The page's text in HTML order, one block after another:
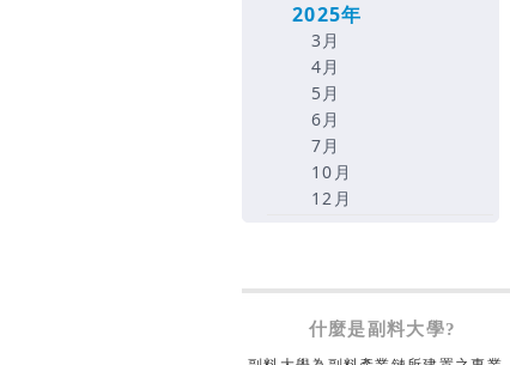
2025年
3月
4月
5月
6月
7月
10月
12月
什麼是副料大學?